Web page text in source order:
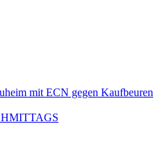
mit ECN gegen Kaufbeuren